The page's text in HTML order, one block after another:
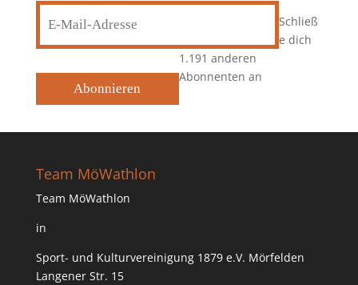
E-
Mail-
Adresse
Abonnieren
Schließ
e dich
1.191 anderen
Abonnenten an
Team MöWathlon
Team MöWathlon
in
Sport- und Kulturvereinigung 1879 e.V. Mörfelden
Langener Str. 15